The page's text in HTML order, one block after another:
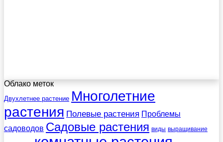
Облако меток
Двухлетнее растение Многолетние
растения Полевые растения Проблемы
садоводов Садовые растения виды выращивание